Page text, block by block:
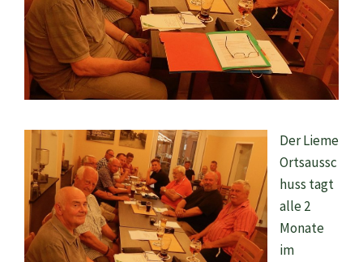
Der Lieme
Ortsaussc
huss tagt
alle 2
Monate
im